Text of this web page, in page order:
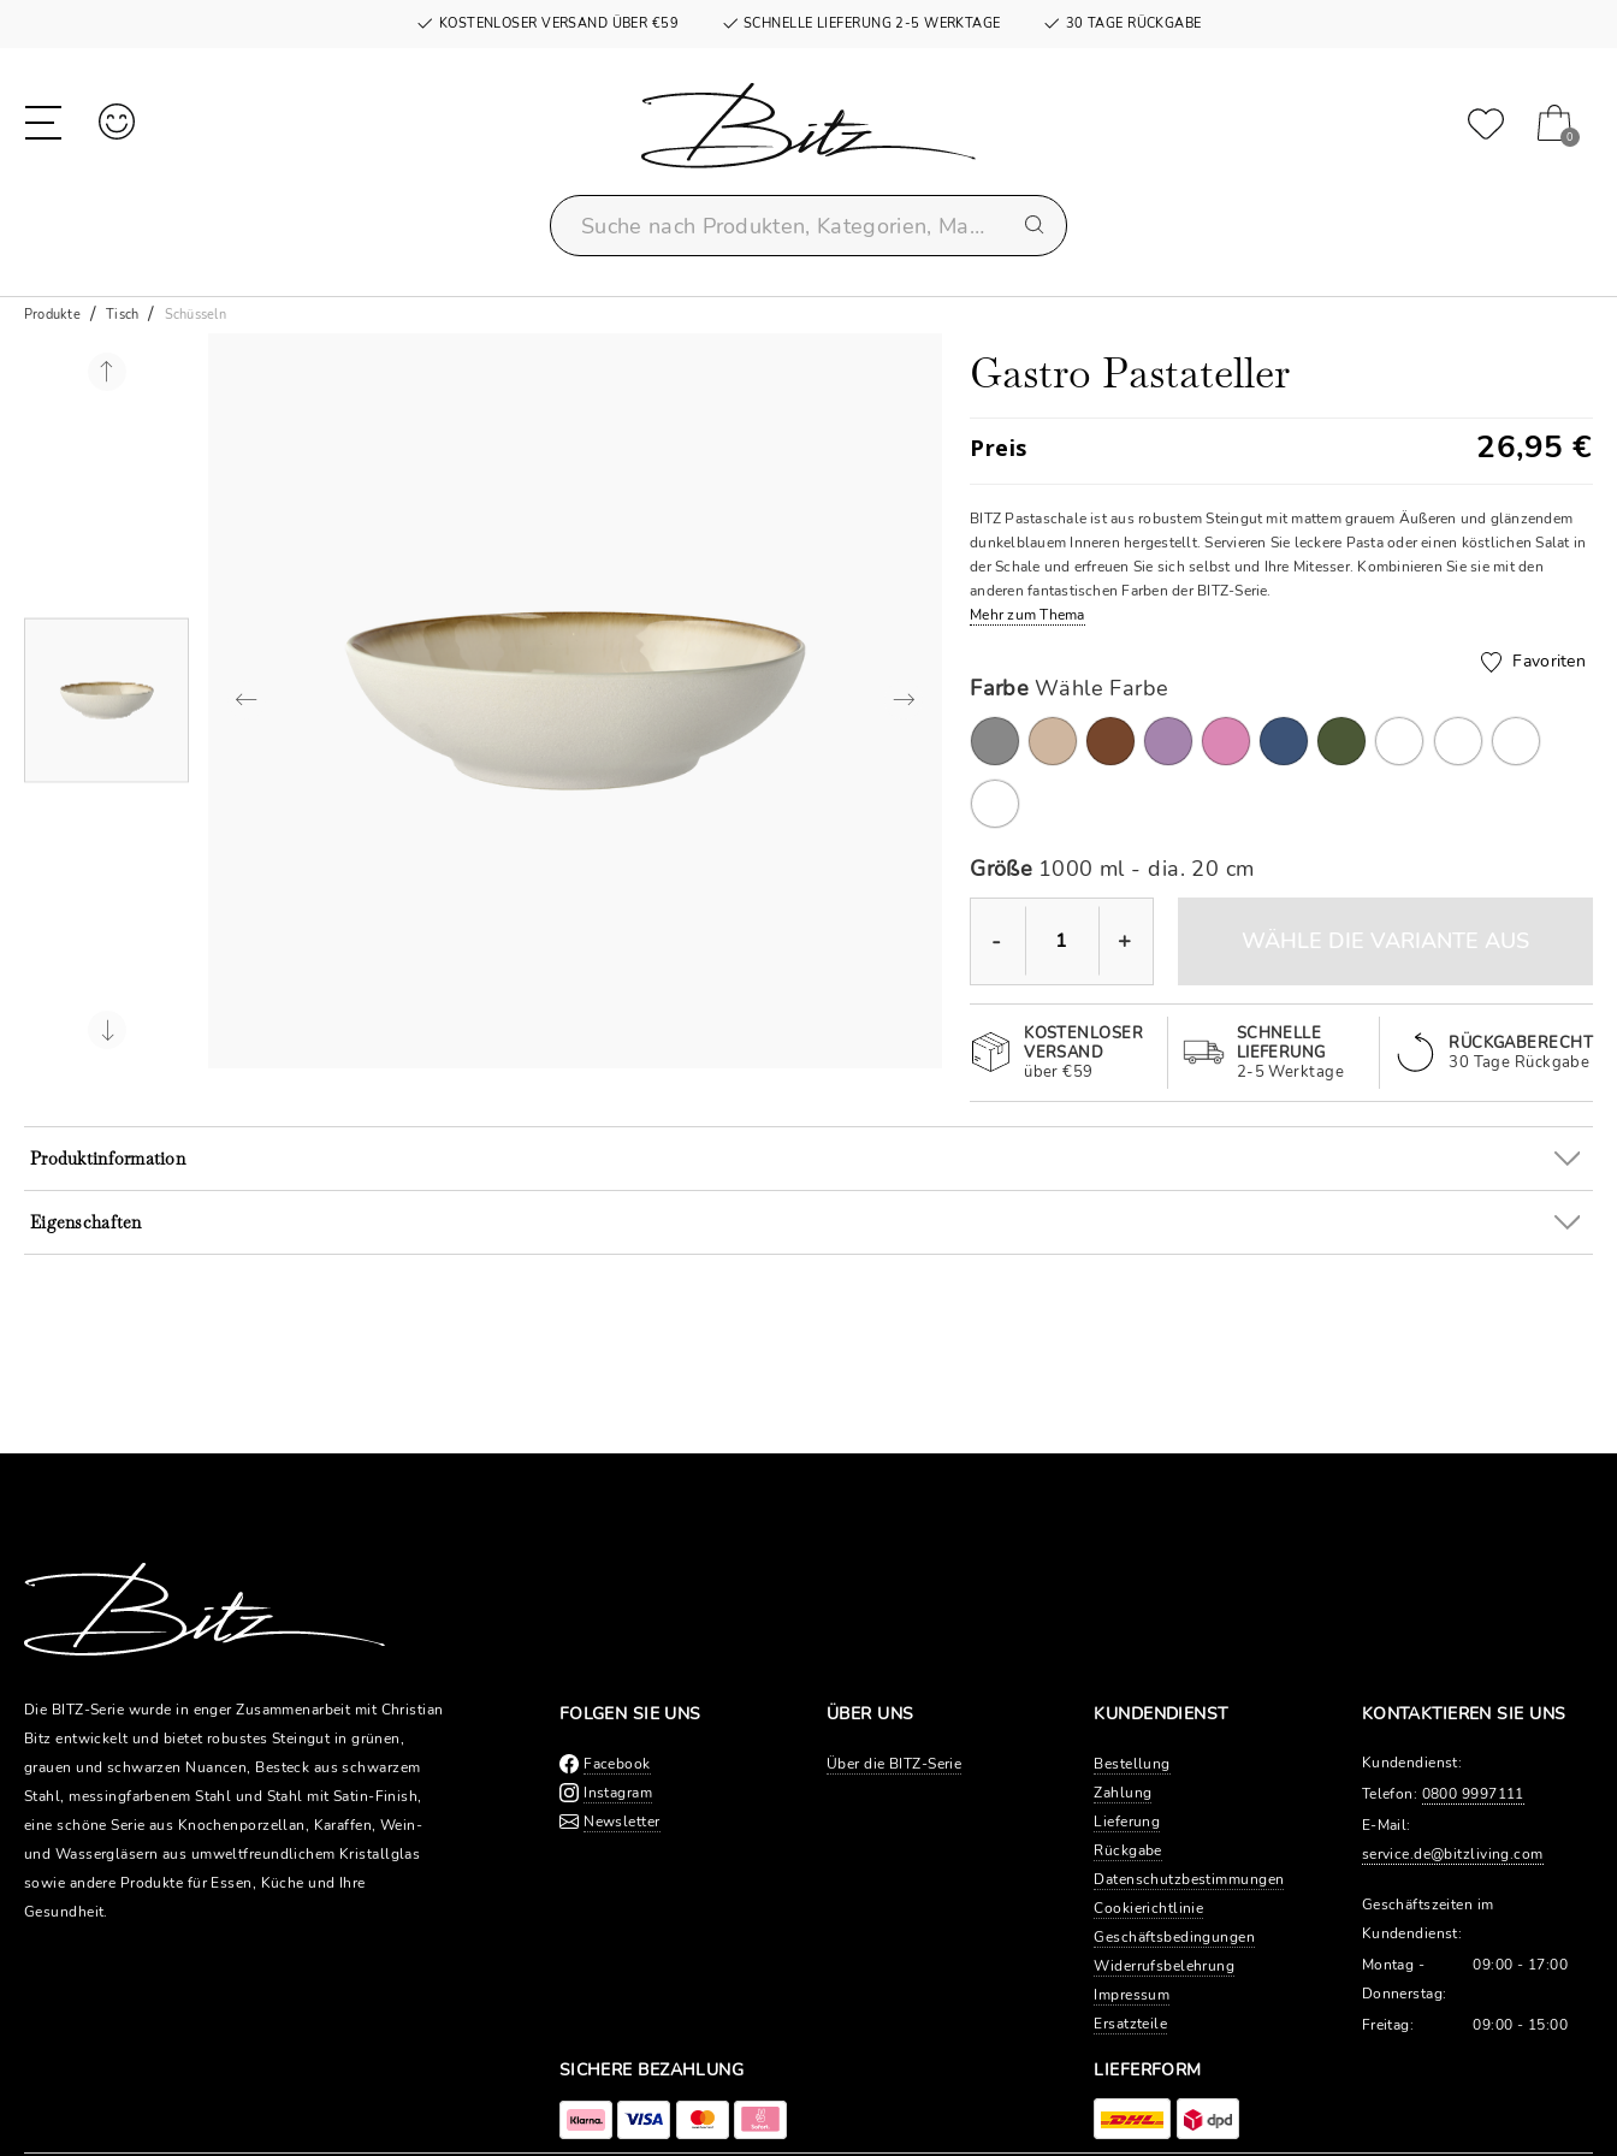
KOSTENLOSER VERSAND ÜBER €59 SCHNELLE LIEFERUNG 2-5 WERKTAGE 30 TAGE RÜCKGABE
0
Produkte Tisch Schüsseln
Gastro Pastateller
Preis 26,95 €
BITZ Pastaschale ist aus robustem Steingut mit mattem grauem Äußeren und glänzendem
dunkelblauem Inneren hergestellt. Servieren Sie leckere Pasta oder einen köstlichen Salat in
der Schale und erfreuen Sie sich selbst und Ihre Mitesser. Kombinieren Sie sie mit den
anderen fantastischen Farben der BITZ-Serie.
Mehr zum Thema
Favoriten
Farbe Wähle Farbe
Größe 1000 ml - dia. 20 cm
- + WÄHLE DIE VARIANTE AUS
KOSTENLOSER
VERSAND
über €59
SCHNELLE
LIEFERUNG
2-5 Werktage
RÜCKGABERECHT
30 Tage Rückgabe
Eigenschaften
Produktinformation
Die BITZ-Serie wurde in enger Zusammenarbeit mit Christian
Bitz entwickelt und bietet robustes Steingut in grünen,
grauen und schwarzen Nuancen, Besteck aus schwarzem
Stahl, messingfarbenem Stahl und Stahl mit Satin-Finish,
eine schöne Serie aus Knochenporzellan, Karaffen, Wein-
und Wassergläsern aus umweltfreundlichem Kristallglas
sowie andere Produkte für Essen, Küche und Ihre
Gesundheit.
FOLGEN SIE UNS
Facebook
Instagram
Newsletter
ÜBER UNS
Über die BITZ-Serie
KUNDENDIENST
Bestellung
Zahlung
Lieferung
Rückgabe
Datenschutzbestimmungen
Cookierichtlinie
Geschäftsbedingungen
Widerrufsbelehrung
Impressum
Ersatzteile
KONTAKTIEREN SIE UNS
Kundendienst:
Telefon: 0800 9997111
E-Mail:
service.de@bitzliving.com
Geschäftszeiten im
Kundendienst:
Montag -
Donnerstag:
09:00 - 17:00
Freitag: 09:00 - 15:00
SICHERE BEZAHLUNG LIEFERFORM